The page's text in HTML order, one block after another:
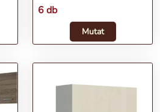
6 db
Mutat